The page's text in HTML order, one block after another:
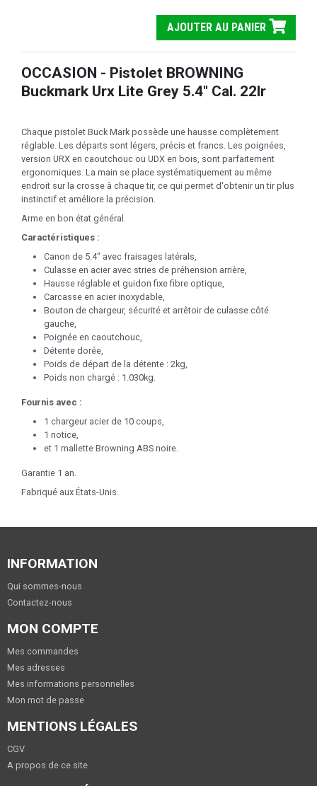
AJOUTER AU PANIER
OCCASION - Pistolet BROWNING
Buckmark Urx Lite Grey 5.4" Cal. 22lr
Chaque pistolet Buck Mark possède une hausse complètement
réglable. Les départs sont légers, précis et francs. Les poignées,
version URX en caoutchouc ou UDX en bois, sont parfaitement
ergonomiques. La main se place systématiquement au même
endroit sur la crosse à chaque tir, ce qui permet d'obtenir un tir plus
instinctif et améliore la précision.
Arme en bon état général.
Caractéristiques :
Canon de 5.4" avec fraisages latérals,
Culasse en acier avec stries de préhension arrière,
Hausse réglable et guidon fixe fibre optique,
Carcasse en acier inoxydable,
Bouton de chargeur, sécurité et arrêtoir de culasse côté
gauche,
Poignée en caoutchouc,
Détente dorée,
Poids de départ de la détente : 2kg,
Poids non chargé : 1.030kg.
Fournis avec :
1 chargeur acier de 10 coups,
1 notice,
et 1 mallette Browning ABS noire.
Garantie 1 an.
Fabriqué aux États-Unis.
INFORMATION
Qui sommes-nous
Contactez-nous
MON COMPTE
Mes commandes
Mes adresses
Mes informations personnelles
Mon mot de passe
MENTIONS LÉGALES
CGV
A propos de ce site